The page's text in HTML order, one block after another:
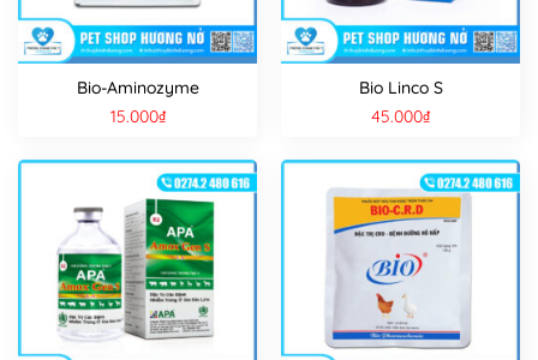
Bio-Aminozyme
15.000₫
Bio Linco S
45.000₫